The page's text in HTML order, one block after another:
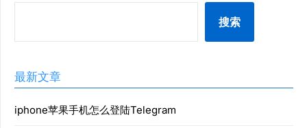
搜索
最新文章
iphone苹果手机怎么登陆Telegram